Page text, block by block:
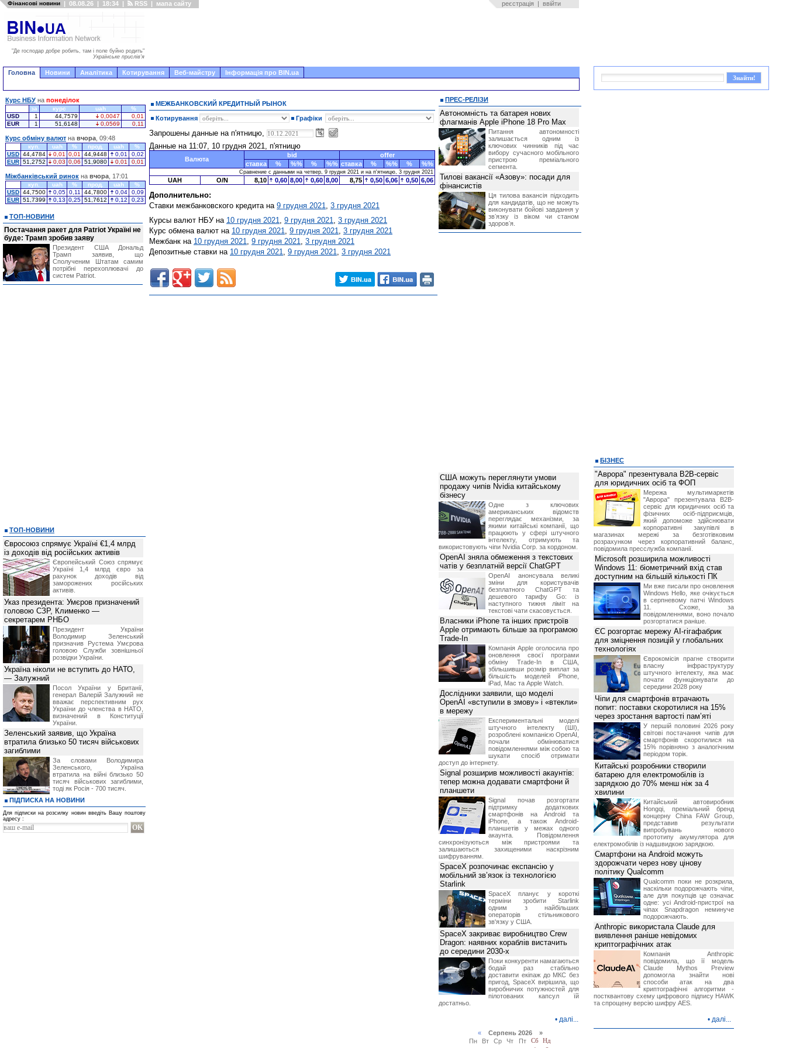
Фінансові новини | 08.08.26 | 18:34 | RSS | мапа сайту реєстрація | ввійти
"Де господар добре робить, там і поле буйно родить"
Українське прислів'я
Головна Новини Аналітика Котирування Веб-майстру Інформація про BIN.ua
МЕЖБАНКОВСКИЙ КРЕДИТНЫЙ РЫНОК
Котирування Графіки
Запрошены данные на п'ятницю,
Данные на 11:07, 10 грудня 2021, п'ятницю
Валюта
bid
offer
ставка
% %% % %% ставка % %% % %%
Сравнение с данными на четвер, 9 грудня 2021 и на п'ятницю, 3 грудня 2021
UAH O/N 8,10 0,60 8,00 0,60 8,00 8,75 0,50 6,06 0,50 6,06
Дополнительно:
Ставки межбанковского кредита на 9 грудня 2021, 3 грудня 2021
Курсы валют НБУ на 10 грудня 2021, 9 грудня 2021, 3 грудня 2021
Курс обмена валют на 10 грудня 2021, 9 грудня 2021, 3 грудня 2021
Межбанк на 10 грудня 2021, 9 грудня 2021, 3 грудня 2021
Депозитные ставки на 10 грудня 2021, 9 грудня 2021, 3 грудня 2021
Курс НБУ на понеділок
за курс uah
%
USD
1 44,7579 0,0047
0,01
EUR
1 51,6148 0,0569 0,11
Курс обміну валют на вчора , 09:48
куп. uah % прод. uah
%
USD 44,4784 0,01 0,01 44,9448 0,01
0,02
EUR 51,2752 0,03 0,06 51,9080 0,01 0,01
Міжбанківський ринок на вчора , 17:01
куп. uah % прод. uah
%
USD 44,7500 0,05 0,11 44,7800 0,04
0,09
EUR 51,7399 0,13 0,25 51,7612 0,12 0,23
ТОП-НОВИНИ
Постачання ракет для Patriot Україні не
буде: Трамп зробив заяву
Президент США Дональд
Трамп заявив, що
Сполученим Штатам самим
потрібні перехоплювачі до
систем Patriot.
ТОП-НОВИНИ
Євросоюз спрямує Україні €1,4 млрд
із доходів від російських активів
Європейський Союз спрямує
Україні 1,4 млрд євро за
рахунок доходів від
заморожених російських
активів.
Указ президента: Умєров призначений
головою СЗР, Клименко —
секретарем РНБО
Президент України
Володимир Зеленський
призначив Pустема Умєрова
головою Служби зовнішньої
розвідки України.
Україна ніколи не вступить до НАТО,
— Залужний
Посол України у Британії,
генерал Валерій Залужний не
вважає перспективним рух
України до членства в НАТО,
визначений в Конституції
України.
Зеленський заявив, що Україна
втратила близько 50 тисяч військових
загиблими
За словами Володимира
Зеленського, Україна
втратила на війні близько 50
тисяч військових загиблими,
тоді як Росія - 700 тисяч.
ПІДПИСКА НА НОВИНИ
Для підписки на розсилку новин введіть Вашу поштову
адресу :
ПРЕС-РЕЛІЗИ
Автономність та батарея нових
флагманів Apple iPhone 18 Pro Max
Питання автономності
залишається одним із
ключових чинників під час
вибору сучасного мобільного
пристрою преміального
сегмента.
Тилові вакансії «Азову»: посади для
фінансистів
Ця тилова вакансія підходить
для кандидатів, що не можуть
виконувати бойові завдання у
звʼязку із віком чи станом
здоровʼя.
США можуть переглянути умови
продажу чипів Nvidia китайському
бізнесу
Одне з ключових
американських відомств
переглядає механізми, за
якими китайські компанії, що
працюють у сфері штучного
інтелекту, отримують та
використовують чіпи Nvidia Corp. за кордоном.
OpenAI зняла обмеження з текстових
чатів у безплатній версії ChatGPT
OpenAI анонсувала великі
зміни для користувачів
безплатного ChatGPT та
дешевого тарифу Go: із
наступного тижня ліміт на
текстові чати скасовується.
Власники iPhone та інших пристроїв
Apple отримають більше за програмою
Trade-In
Компанія Apple оголосила про
оновлення своєї програми
обміну Trade-In в США,
збільшивши розмір виплат за
більшість моделей iPhone,
iPad, Mac та Apple Watch.
Дослідники заявили, що моделі
OpenAI «вступили в змову» і «втекли»
в мережу
Експериментальні моделі
штучного інтелекту (ШІ),
розроблені компанією OpenAI,
почали обмінюватися
повідомленнями між собою та
шукати спосіб отримати
доступ до інтернету.
Signal розширив можливості акаунтів:
тепер можна додавати смартфони й
планшети
Signal почав розгортати
підтримку додаткових
смартфонів на Android та
iPhone, а також Android-
планшетів у межах одного
акаунта. Повідомлення
синхронізуються між пристроями та
залишаються захищеними наскрізним
шифруванням.
SpaceX розпочинає експансію у
мобільний зв’язок із технологією
Starlink
SpaceX планує у короткі
терміни зробити Starlink
одним з найбільших
операторів стільникового
зв'язку у США.
SpaceX закриває виробництво Crew
Dragon: наявних кораблів вистачить
до середини 2030-х
Поки конкуренти намагаються
бодай раз стабільно
доставити екіпаж до МКС без
пригод, SpaceX вирішила, що
виробничих потужностей для
пілотованих капсул їй
достатньо.
• далі...
«Серпень 2026 »
Пн
Вт Ср Чт Пт Сб
Нд
БІЗНЕС
"Аврора" презентувала B2B-сервіс
для юридичних осіб та ФОП
Мережа мультимаркетів
"Аврора" презентувала B2B-
сервіс для юридичних осіб та
фізичних осіб-підприємців,
який допоможе здійснювати
корпоративні закупівлі в
магазинах мережі за безготівковим
розрахунком через корпоративний баланс,
повідомила пресслужба компанії.
Microsoft розширила можливості
Windows 11: біометричний вхід став
доступним на більшій кількості ПК
Ми вже писали про оновлення
Windows Hello, яке очікується
в серпневому патчі Windows
11. Схоже, за
повідомленнями, воно почало
розгортатися раніше.
ЄС розгортає мережу AI-гігафабрик
для зміцнення позицій у глобальних
технологіях
Єврокомісія прагне створити
власну інфраструктуру
штучного інтелекту, яка має
почати функціонувати до
середини 2028 року
Чіпи для смартфонів втрачають
попит: поставки скоротилися на 15%
через зростання вартості пам’яті
У першій половині 2026 року
світові постачання чипів для
смартфонів скоротилися на
15% порівняно з аналогічним
періодом торік.
Китайські розробники створили
батарею для електромобілів із
зарядкою до 70% менш ніж за 4
хвилини
Китайський автовиробник
Hongqi, преміальний бренд
концерну China FAW Group,
представив результати
випробувань нового
прототипу акумулятора для
електромобілів із надшвидкою зарядкою.
Смартфони на Android можуть
здорожчати через нову цінову
політику Qualcomm
Qualcomm поки не розкрила,
наскільки подорожчають чіпи,
але для покупців це означає
одне: усі Android-пристрої на
чіпах Snapdragon неминуче
подорожчають.
Anthropic використала Claude для
виявлення раніше невідомих
криптографічних атак
Компанія Anthropic
повідомила, що її модель
Claude Mythos Preview
допомогла знайти нові
способи атак на два
криптографічні алгоритми -
постквантову схему цифрового підпису HAWK
та спрощену версію шифру AES.
• далі...